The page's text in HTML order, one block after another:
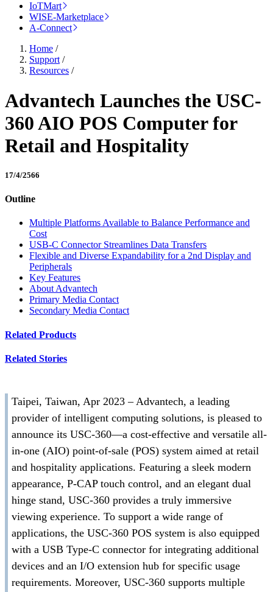
IoTMart
WISE-Marketplace
A-Connect
Home /
Support /
Resources /
Advantech Launches the USC-
360 AIO POS Computer for
Retail and Hospitality
17/4/2566
Outline
Multiple Platforms Available to Balance Performance and
Cost
USB-C Connector Streamlines Data Transfers
Flexible and Diverse Expandability for a 2nd Display and
Peripherals
Key Features
About Advantech
Primary Media Contact
Secondary Media Contact
Related Products
Related Stories
Taipei, Taiwan, Apr 2023 – Advantech, a leading
provider of intelligent computing solutions, is pleased to
announce its USC-360—a cost-effective and versatile all-
in-one (AIO) point-of-sale (POS) system aimed at retail
and hospitality applications. Featuring a sleek modern
appearance, P-CAP touch control, and an elegant dual
hinge stand, USC-360 provides a truly immersive
viewing experience. To support a wide range of
applications, the USC-360 POS system is also equipped
with a USB Type-C connector for integrating additional
devices and an I/O extension hub for specific usage
requirements. Moreover, USC-360 supports multiple